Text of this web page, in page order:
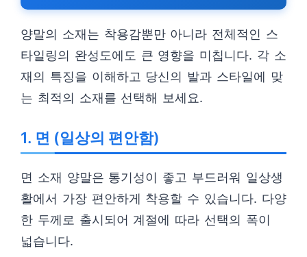
양말의 소재는 착용감뿐만 아니라 전체적인 스
타일링의 완성도에도 큰 영향을 미칩니다. 각 소
재의 특징을 이해하고 당신의 발과 스타일에 맞
는 최적의 소재를 선택해 보세요.
1. 면 (일상의 편안함)
면 소재 양말은 통기성이 좋고 부드러워 일상생
활에서 가장 편안하게 착용할 수 있습니다. 다양
한 두께로 출시되어 계절에 따라 선택의 폭이
넓습니다.